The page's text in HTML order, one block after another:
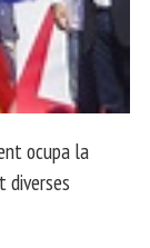
ocupa la
diverses